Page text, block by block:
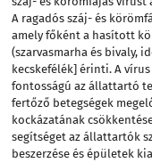
A ragadós száj- és
amely főként a hasított
(szarvasmarha és bivaly,
kecskefélék] érinti. A
fontosságú az állattartó
fertőző betegségek
kockázatának
segítséget az állattartók
beszerzése és épületek